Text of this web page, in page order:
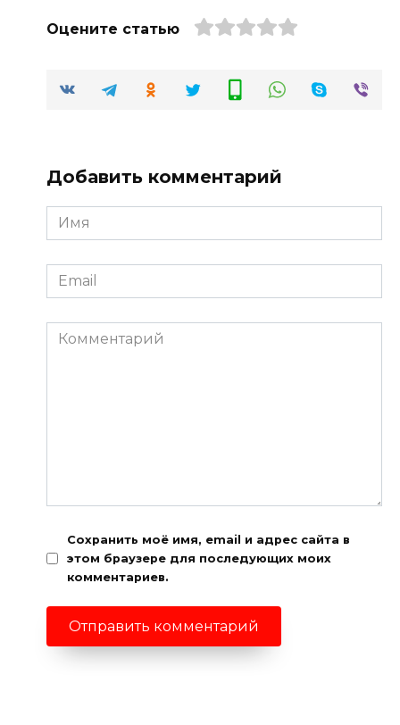
Оцените статью
Добавить комментарий
Имя
*
Email
*
Комментарий
Сохранить моё имя, email и адрес сайта в
этом браузере для последующих моих
комментариев.